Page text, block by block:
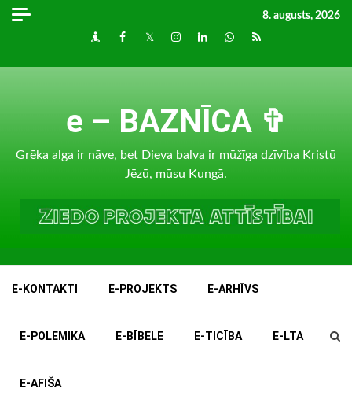
Skip
8. augusts, 2026
DraugiemFacebook
TwitterInstagram
LinkedInwhatsapp
RSS
e – BAZNĪCA ✞
Grēka alga ir nāve, bet Dieva balva ir mūžīga dzīvība Kristū
Jēzū, mūsu Kungā.
E-KONTAKTI E-PROJEKTS E-ARHĪVS
E-POLEMIKA E-BĪBELE E-TICĪBA E-LTA
E-AFIŠA